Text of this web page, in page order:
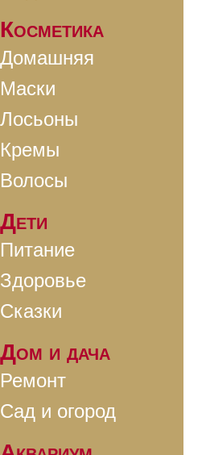
Косметика
Домашняя
Маски
Лосьоны
Кремы
Волосы
Дети
Питание
Здоровье
Сказки
Дом и дача
Ремонт
Сад и огород